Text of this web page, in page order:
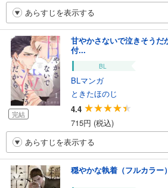
あらすじを表示する
完結
甘やかさないで泣きそうだ
付...
BL
BLマンガ
ときたほのじ
4.4
715円 (税込)
あらすじを表示する
穏やかな執着（フルカラー）